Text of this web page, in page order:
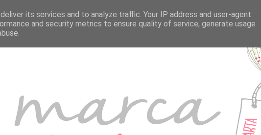
A MARTA MARCADORES DE PORTUGAL MARCADORES DO ESTRANGEIRO CONTACTOS
its services and to analyze traffic. Your IP address and user-agent
and security metrics to ensure quality of service, generate usage